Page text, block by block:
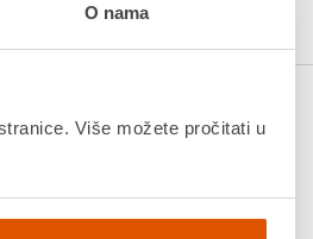
O nama
Više možete pročitati u